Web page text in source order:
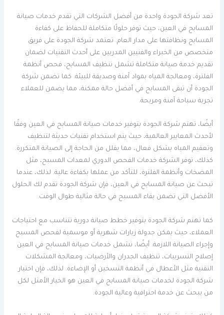
تعد شركة الجودة واحدة من أفضل الشركات التي تقدم خدمات صيانة
المسابح في العين، حيث توفر حلولًا متكاملة للحفاظ على كفاءة
المسابح ونظافتها على مدار العام. تعتمد شركة الجودة على فريق
متخصص من الخبراء والفنيين المدربين على أحدث التقنيات لضمان
تقديم خدمة صيانة متكاملة تشمل تنظيف المسابح، فحص أنظمة
الفلترة، ومعالجة المياه بمواد آمنة وصديقة للبيئة. كما تضمن شركة
الجودة أن تبقى المسابح في أفضل حالة ممكنة، مما يضمن للعملاء
تجربة سباحة آمنة ومريحة.
أيضًا، تهتم شركة الجودة بتوفير خدمات صيانة المسابح في العين وفقًا
لأحدث المعايير العالمية، حيث يتم استخدام تقنيات حديثة لتنظيف
وتعقيم المياه بشكل فعال، مما يقلل من الحاجة إلى الصيانة المتكررة.
كذلك، توفر الشركة خدمات الفحص الدوري لمعدات المسبح، مثل
المضخات وأنظمة الفلترة، للتأكد من عملها بكفاءة عالية. لذلك، عندما
تبحث عن صيانة المسابح في العين، فإن شركة الجودة تقدم لك الحلول
الأفضل التي تضمن بقاء المسبح في حالة مثالية طوال الوقت.
كما تهتم شركة الجودة بتوفير خطط صيانة دورية تتناسب مع احتياجات
العملاء، حيث يمكن جدولة زيارات شهرية أو موسمية لفحص المسبح
وإجراء الصيانة اللازمة. أيضًا، تشمل خدمات صيانة المسابح في العين
إصلاح التسريبات، تنظيف الجدران والأرضيات، ومعالجة المشكلات
التقنية مثل الأعطال في أنظمة التسخين أو الإضاءة. لذلك، فإن اختيار
شركة الجودة لخدمات صيانة المسابح في العين هو الخيار الأمثل لكل
من يبحث عن خدمة احترافية وعالية الجودة.